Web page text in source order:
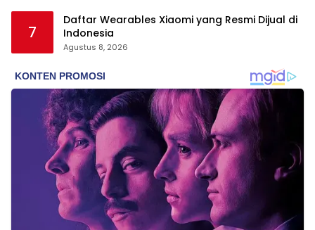
7
Daftar Wearables Xiaomi yang Resmi Dijual di
Indonesia
Agustus 8, 2026